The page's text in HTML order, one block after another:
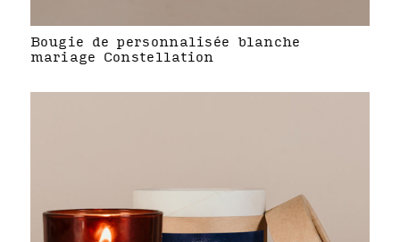
Bougie de personnalisée blanche
mariage Constellation